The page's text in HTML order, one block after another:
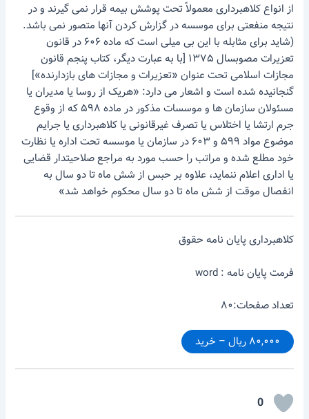
از انواع کلاهبرداری معمولاً تحت پوشش بیمه قرار نمی گیرند و در
نتیجه منفعتی برای موسسه در گزارش کردن آنها متصور نمی باشد.
(شاید برای مثابله با این بی میلی است که ماده ۶۰۶ در قانون
تعزیرات مصوبسال ۱۳۷۵ [با به عبارت دیگر، کتاب پنجم قانون
مجازات اسلامی تحت عنوان «تعزیرات و مجازات های بازدارنده»]
گنجانیده شده است و اشعار می دارد: «هریک از روسا یا مدیران یا
مسئولان سازمان ها و موسسات مذکور در ماده ۵۹۸ که از وقوع
جرم ارتشا یا اختلاس یا تصرف غیرقانونی یا کلاهبرداری یا جرایم
موضوع مواد ۵۹۹ و ۶۰۳ در سازمان یا موسسه تحت اداره یا نظارت
خود مطلع شده و مراتب را حسب مورد به مراجع صلاحیتدار قضایی
یا اداری اعلام ننماید، علاوه بر حبس از شش ماه تا دو سال به
انفصال موقت از شش ماه تا دو سال محکوم خواهد شد»
کلاهبرداری پایان نامه حقوق
فرمت پایان نامه : word
تعداد صفحات:۸۰
۸۰,۰۰۰ ریال – خرید
0